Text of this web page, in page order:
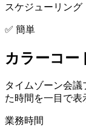
スケジューリング
✅ 簡単
カラーコー
タイムゾーン会
た時間を一目で表
業務時間